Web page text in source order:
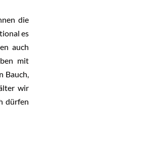
die
es
auch
mit
Bauch,
wir
dürfen